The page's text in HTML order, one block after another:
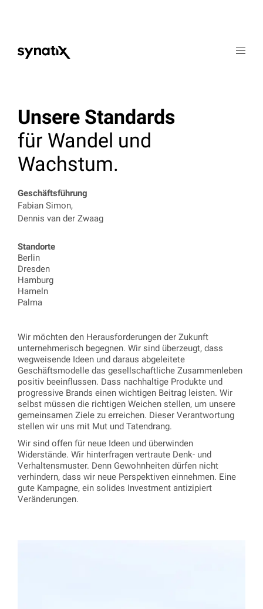
Expertise
Karriere
Kontakt
EN ES
Unsere Standards
für Wandel und
Wachstum.
Geschäftsführung
Fabian Simon,
Dennis van der Zwaag
Standorte
Berlin
Dresden
Hamburg
Hameln
Palma
Wir möchten den Herausforderungen der Zukunft
unternehmerisch begegnen. Wir sind überzeugt, dass
wegweisende Ideen und daraus abgeleitete
Geschäftsmodelle das gesellschaftliche Zusammenleben
positiv beeinflussen. Dass nachhaltige Produkte und
progressive Brands einen wichtigen Beitrag leisten. Wir
selbst müssen die richtigen Weichen stellen, um unsere
gemeinsamen Ziele zu erreichen. Dieser Verantwortung
stellen wir uns mit Mut und Tatendrang.
Wir sind offen für neue Ideen und überwinden
Widerstände. Wir hinterfragen vertraute Denk- und
Verhaltensmuster. Denn Gewohnheiten dürfen nicht
verhindern, dass wir neue Perspektiven einnehmen. Eine
gute Kampagne, ein solides Investment antizipiert
Veränderungen.